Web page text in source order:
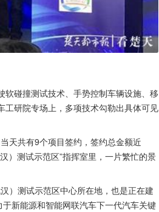
碰撞测试技术、手势控制车辆设施、移
研院专场上，多项技术勾勒出具体可见
天共有9个项目签约，签约总金额近
）测试示范区”指挥室里，一片繁忙的景
）测试示范区中心所在地，也是正在建
新能源和智能网联汽车下一代汽车关键